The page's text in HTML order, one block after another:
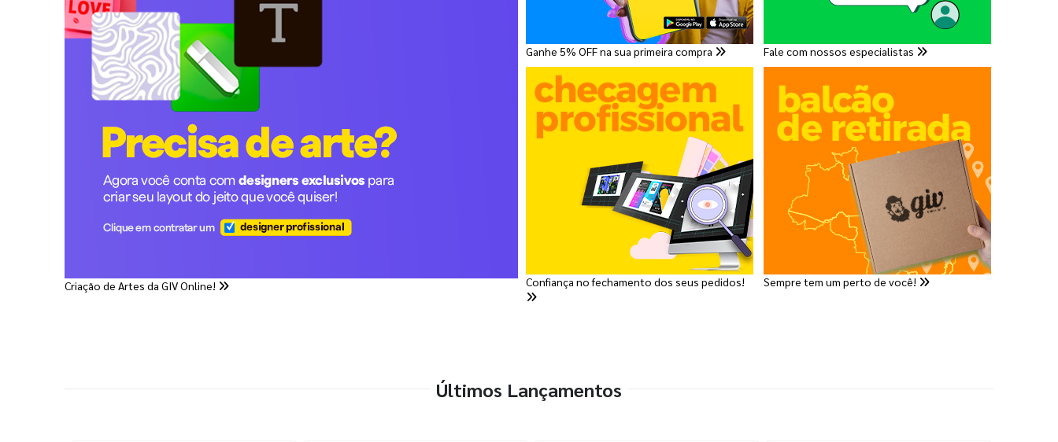
Criação de Artes da GIV Online!
Ganhe 5% OFF na sua primeira compra
Confiança no fechamento dos seus pedidos!
Fale com nossos especialistas
Sempre tem um perto de você!
Últimos Lançamentos